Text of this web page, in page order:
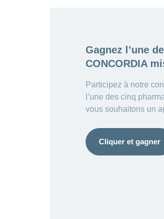
Gagnez l’une
CONCORDIA
Participez à notre
l’une des cinq
vous souhaitons un
Cliquer et gagner